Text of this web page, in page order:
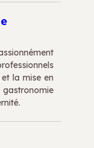
la mise en